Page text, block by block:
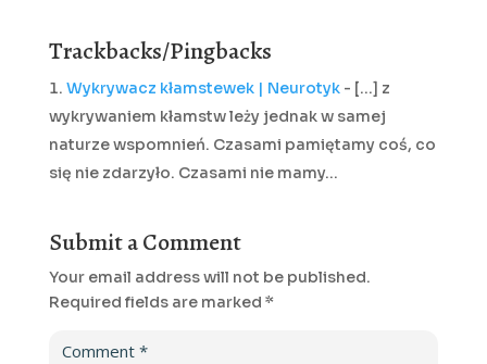
Trackbacks/Pingbacks
Wykrywacz kłamstewek | Neurotyk- [...] z
wykrywaniem kłamstw leży jednak w samej
naturze wspomnień. Czasami pamiętamy coś, co
się nie zdarzyło. Czasami nie mamy…
Submit a Comment
Your email address will not be published.
Required fields are marked *